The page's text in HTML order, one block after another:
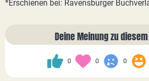
*Erschienen bei: Ravensburger
Deine Meinung zu
0 0 0